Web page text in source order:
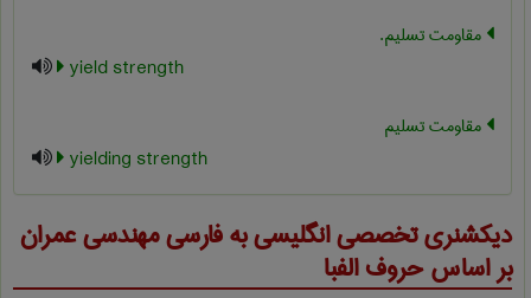
مقاومت تسلیم.
yield strength
مقاومت تسلیم
yielding strength
دیکشنری تخصصی انگلیسی به فارسیمهندسی عمران
بر اساس حروف الفبا